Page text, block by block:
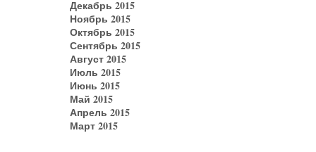
Декабрь 2015
Ноябрь 2015
Октябрь 2015
Сентябрь 2015
Август 2015
Июль 2015
Июнь 2015
Май 2015
Апрель 2015
Март 2015